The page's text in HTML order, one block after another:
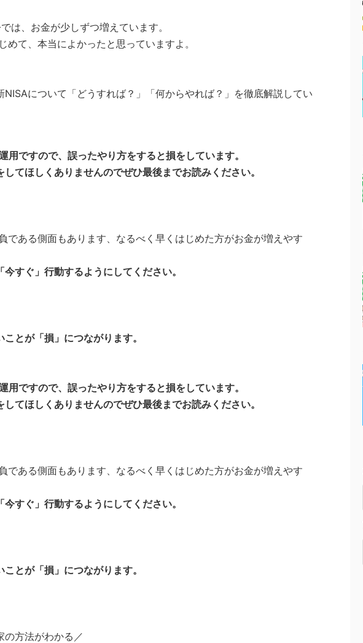
は、お金が少しずつ増えています。
めて、本当によかったと思っていますよ。
NISAについて「どうすれば？」「何からやれば？」を徹底解説してい
用ですので、誤ったやり方をすると損をしています。
してほしくありませんのでぜひ最後までお読みください。
である側面もあります、なるべく早くはじめた方がお金が増えやす
「今すぐ」行動するようにしてください。
とが「損」につながります。
用ですので、誤ったやり方をすると損をしています。
してほしくありませんのでぜひ最後までお読みください。
である側面もあります、なるべく早くはじめた方がお金が増えやす
「今すぐ」行動するようにしてください。
とが「損」につながります。
の方法がわかる／